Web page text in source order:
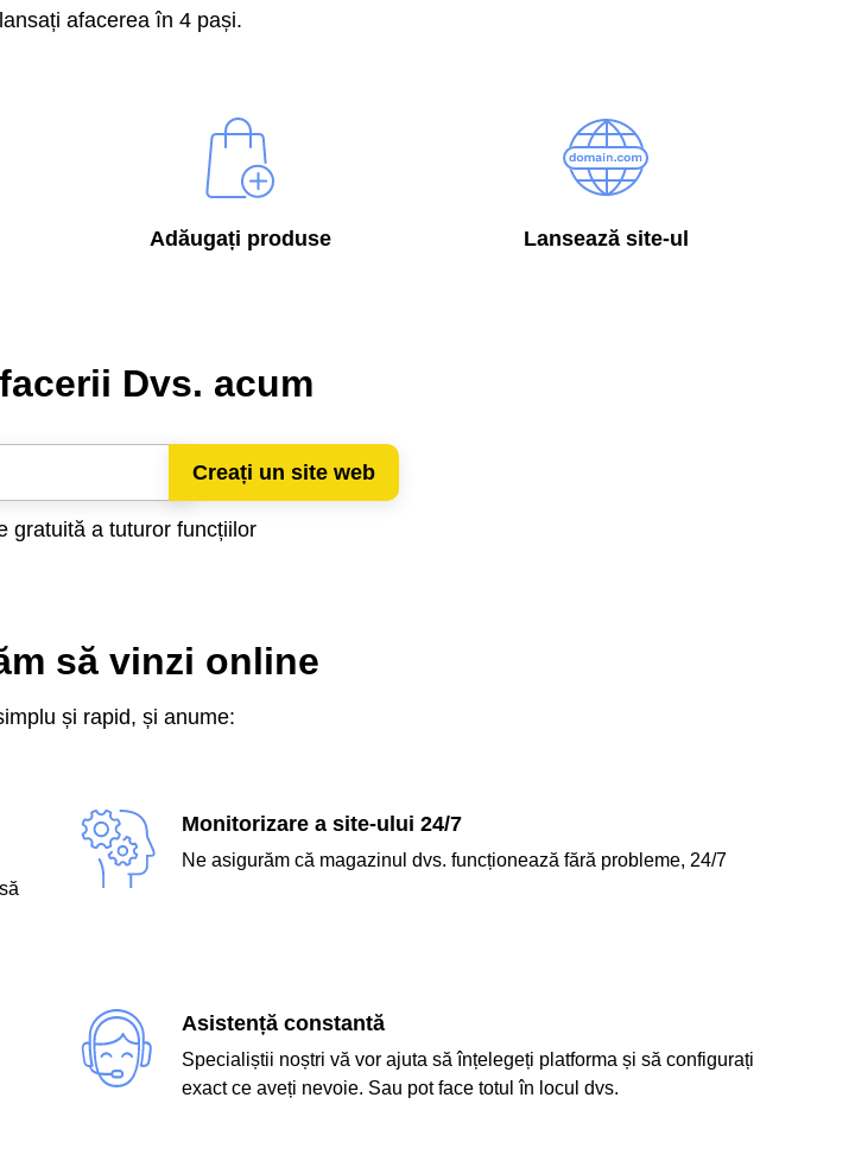
afacerea în 4 pași.
Adăugați produse Lansează site-ul
Dvs. acum
Creați un site web
gratuită a tuturor funcțiilor
să vinzi online
și rapid, și anume:
Monitorizare a site-ului 24/7
Ne asigurăm că magazinul dvs. funcționează fără probleme, 24/7
Asistență constantă
Specialiștii noștri vă vor ajuta să înțelegeți platforma și să configurați
exact ce aveți nevoie. Sau pot face totul în locul dvs.